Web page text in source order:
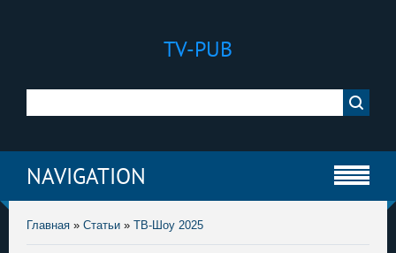
TV-PUB
NAVIGATION
Главная » Статьи » ТВ-Шоу 2025